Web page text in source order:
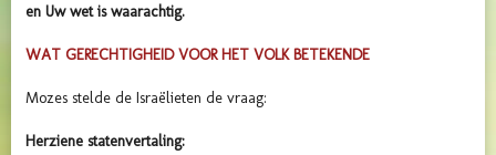
en Uw wet is waarachtig.
WAT GERECHTIGHEID VOOR HET VOLK BETEKENDE
Mozes stelde de Israëlieten de vraag:
Herziene statenvertaling: